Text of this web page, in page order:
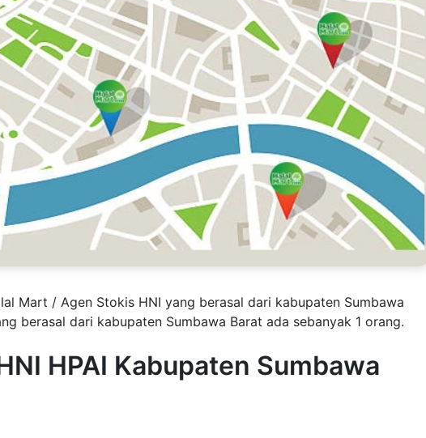
Mart / Agen Stokis HNI yang berasal dari kabupaten Sumbawa
berasal dari kabupaten Sumbawa Barat ada sebanyak 1 orang.
HPAI Kabupaten Sumbawa